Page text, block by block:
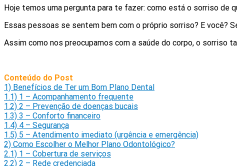
Hoje temos uma pergunta para te fazer: como está o sorriso de
Essas pessoas se sentem bem com o próprio sorriso? E você?
Assim como nos preocupamos com a saúde do corpo, o sorriso
Conteúdo do Post
1) Benefícios de Ter um Bom Plano Dental
1.1) 1 – Acompanhamento frequente
1.2) 2 – Prevenção de doenças bucais
1.3) 3 – Conforto financeiro
1.4) 4 – Segurança
1.5) 5 – Atendimento imediato (urgência e emergência)
2) Como Escolher o Melhor Plano Odontológico?
2.1) 1 – Cobertura de serviços
2.2) 2 – Rede credenciada